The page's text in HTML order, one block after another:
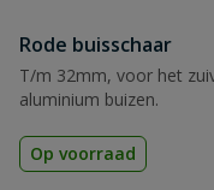
Rode buisschaar
T/m 32mm, voor het
aluminium buizen.
Op voorraad